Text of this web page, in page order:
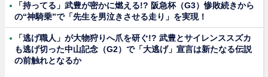
「持ってる」武豊が密かに燃える!? 阪急杯（G3）惨敗続きから
の“神騎乗”で「先生を男泣きさせる走り」を実現！
「逃げ職人」が大物狩りへ爪を研ぐ!? 武豊とサイレンススズカ
も逃げ切った中山記念（G2）で「大逃げ」宣言は新たなる伝説
の前触れとなるか